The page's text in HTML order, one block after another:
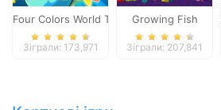
Four Colors World Tour
Зіграли: 173,971
Growing Fish
Зіграли: 207,841